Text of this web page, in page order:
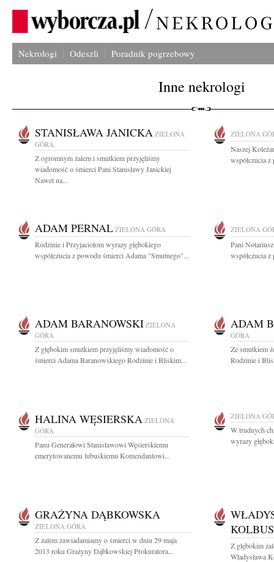
Nekrologi Odeszli Poradnik pogrzebowy
Inne nekrologi
STANISŁAWA JANICKA ZIELONA
GÓRA
Z ogromnym żalem i smutkiem przyjęliśmy
wiadomość o śmierci Pani Stanisławy Janickiej
Nawet na...
ZIELONA
Naszej
współczucia
ADAM PERNAL ZIELONA GÓRA
Rodzinie i Przyjaciołom wyrazy głębokiego
współczucia z powodu śmierci Adama "Smutnego"...
ZIELONA
Pani
współczucia
ADAM BARANOWSKI ZIELONA
GÓRA
Z głębokim smutkiem przyjęliśmy wiadomość o
śmierci Adama Baranowskiego Rodzinie i Bliskim...
ADAM
GÓRA
Ze smutkiem
Rodzinie i
HALINA WĘSIERSKA ZIELONA
GÓRA
Panu Generałowi Stanisławowi Węsierskiemu
emerytowanemu lubuskiemu Komendantowi...
ZIELONA
W trudnych
wyrazy
GRAŻYNA DĄBKOWSKA
ZIELONA GÓRA
Z żalem zawiadamiamy o śmierci w dniu 29 maja
2013 roku Grażyny Dąbkowskiej Prokuratora...
Z głębokim
Władysława